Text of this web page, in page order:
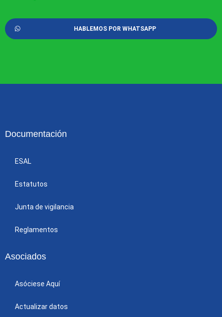
HABLEMOS POR WHATSAPP
Documentación
ESAL
Estatutos
Junta de vigilancia
Reglamentos
Asociados
Asóciese Aquí
Actualizar datos